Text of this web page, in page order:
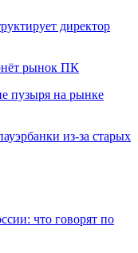
директор
рынок ПК
пузыря на рынке
из-за старых
что говорят по